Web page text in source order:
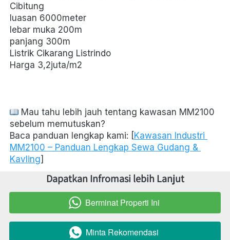
Cibitung
luasan 6000meter
lebar muka 200m
panjang 300m
Listrik Cikarang Listrindo
Harga 3,2juta/m2
Mau tahu lebih jauh tentang kawasan MM2100
sebelum memutuskan?
Baca panduan lengkap kami: [Kawasan Industri
MM2100 – Panduan Lengkap Sewa Gudang &
Kavling]
Dapatkan Infromasi lebih Lanjut
` Berminat Properti Ini
` Minta Rekomendasi